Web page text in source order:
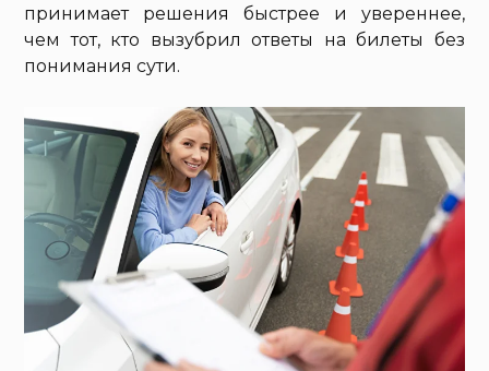
принимает решения быстрее и увереннее,
чем тот, кто вызубрил ответы на билеты без
понимания сути.